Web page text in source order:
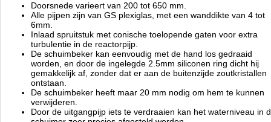
Skimmer-pomp: Bubble King 2000 external.
Debiet: 2.000 l / h Luchtinlaat ~ 4.000 l / h Water inlaat.
Wattage - actief vermogen: P = 58 Watt / h.
Bedrijfsspanning: 230 Volt 50 Hz.
Beschermingsklasse: IP 68
Gewicht skimmer: 21 kg inclusief pomp.
Afmeting skimmer: 325 mm breed / 505 mm lengte / ~ 770 mm
hoogte
Bij reparaties aan pompen wordt altijd Euro 35,00 onderzoekskosten in
rekening gebracht door Royal Exclusive die bij opdracht tot reparatie in
mindering gebracht worden op de rekening!
Doorsnede varieert van 200 tot 650 mm.
Alle pijpen zijn van GS plexiglas, met een wanddikte van 4 tot
6mm.
Inlaad spruitstuk met conische toelopende gaten voor extra
turbulentie in de reactorpijp.
De schuimbeker kan eenvoudig met de hand los gedraaid
worden, en door de ingelegde 2.5mm siliconen ring dicht hij
gemakkelijk af, zonder dat er aan de buitenzijde zoutkristallen
ontstaan.
De schuimbeker heeft maar 20 mm nodig om hem te kunnen
verwijderen.
Door de uitgangpijp iets te verdraaien kan het waterniveau in